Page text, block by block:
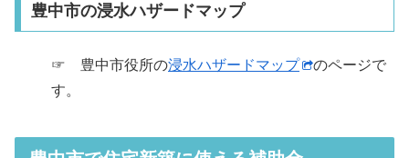
豊中市の浸水ハザードマップ
☞ 豊中市役所の浸水ハザードマップ
のページで
す。